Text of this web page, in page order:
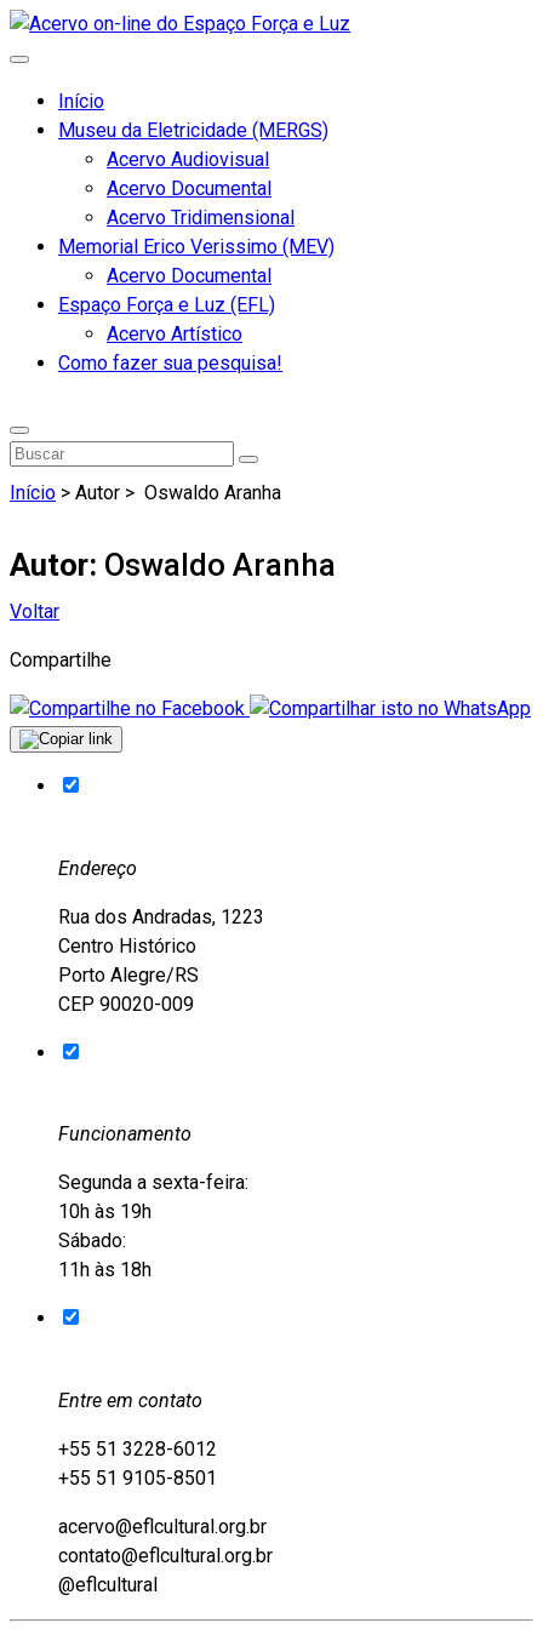
Início
Museu da Eletricidade (MERGS)
Acervo Audiovisual
Acervo Documental
Acervo Tridimensional
Memorial Erico Verissimo (MEV)
Acervo Documental
Espaço Força e Luz (EFL)
Acervo Artístico
Como fazer sua pesquisa!
Início > Autor > Oswaldo Aranha
Autor: Oswaldo Aranha
Voltar
Compartilhe
Endereço
Rua dos Andradas, 1223
Centro Histórico
Porto Alegre/RS
CEP 90020-009
Funcionamento
Segunda a sexta-feira:
10h às 19h
Sábado:
11h às 18h
Entre em contato
+55 51 3228-6012
+55 51 9105-8501
acervo@eflcultural.org.br
contato@eflcultural.org.br
@eflcultural